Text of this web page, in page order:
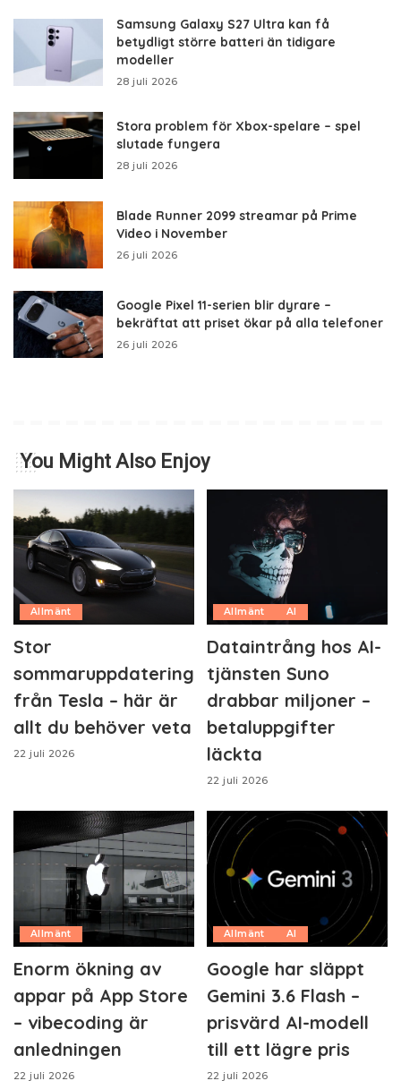
Samsung Galaxy S27 Ultra kan få
betydligt större batteri än tidigare
modeller
28 juli 2026
Stora problem för Xbox-spelare – spel
slutade fungera
28 juli 2026
Blade Runner 2099 streamar på Prime
Video i November
26 juli 2026
Google Pixel 11-serien blir dyrare –
bekräftat att priset ökar på alla telefoner
26 juli 2026
You Might Also Enjoy
Allmänt
Stor
sommaruppdatering
från Tesla – här är
allt du behöver veta
22 juli 2026
Allmänt AI
Dataintrång hos AI-
tjänsten Suno
drabbar miljoner –
betaluppgifter
läckta
22 juli 2026
Allmänt
Enorm ökning av
appar på App Store
– vibecoding är
anledningen
22 juli 2026
Allmänt AI
Google har släppt
Gemini 3.6 Flash –
prisvärd AI-modell
till ett lägre pris
22 juli 2026